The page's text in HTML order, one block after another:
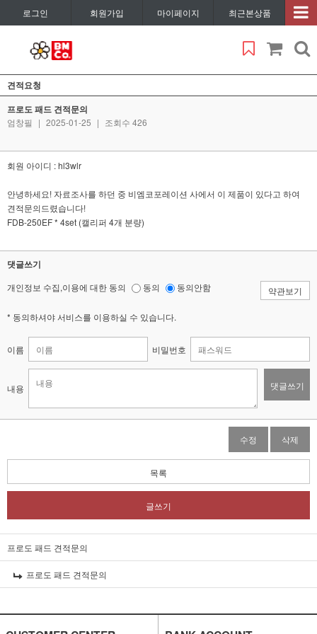
로그인 회원가입 마이페이지 최근본상품
견적요청
프로도 패드 견적문의
엄창필 | 2025-01-25 | 조회수 426
회원 아이디 : hl3wlr
안녕하세요! 자료조사를 하던 중 비엠코포레이션 사에서 이 제품이 있다고 하여
견적문의드렸습니다!
FDB-250EF * 4set (캘리퍼 4개 분량)
댓글쓰기
개인정보 수집,이용에 대한 동의 동의 동의안함 약관보기
* 동의하셔야 서비스를 이용하실 수 있습니다.
이름 비밀번호
내용 댓글쓰기
수정 삭제
목록
글쓰기
프로도 패드 견적문의
프로도 패드 견적문의